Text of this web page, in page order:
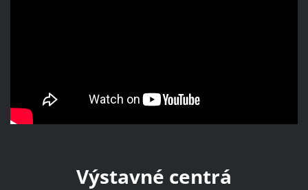
Výstavné centrá